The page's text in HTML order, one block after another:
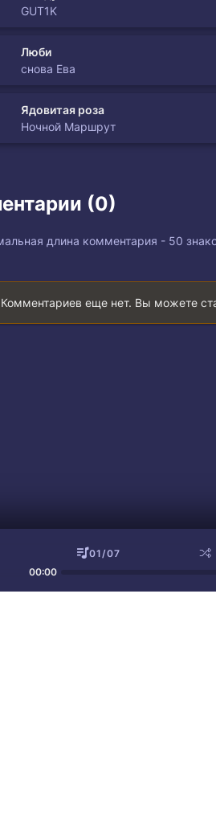
GUT1K
Люби
снова Ева
Ядовитая роза
Ночной Маршрут
(0)
длина комментария - 50
Комментариев еще нет. Вы можете
01/07
00:00